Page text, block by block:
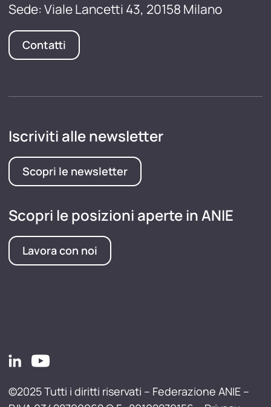
Sede: Viale Lancetti 43, 20158 Milano
Contatti
Iscriviti alle newsletter
Scopri le newsletter
Scopri le posizioni aperte in ANIE
Lavora con noi
©2025 Tutti i diritti riservati – Federazione ANIE –